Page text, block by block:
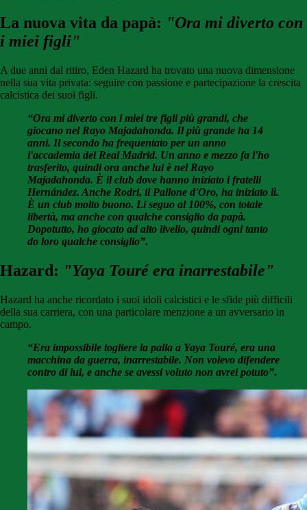
La nuova vita da papà: "Ora mi diverto con
i miei figli"
A due anni dal ritiro, Eden Hazard ha trovato una nuova dimensione
nella sua vita privata: seguire con passione e partecipazione la crescita
calcistica dei suoi figli.
“Ora mi diverto con i miei tre figli più grandi, che
giocano nel Rayo Majadahonda. Il più grande ha 14
anni. Il secondo ha frequentato per un anno
l'accademia del Real Madrid. Un anno e mezzo fa l'ho
trasferito, quindi ora anche lui è nel Rayo
Majadahonda. È il club dove hanno iniziato i fratelli
Hernández. Anche Rodri, il Pallone d'Oro, ha iniziato lì.
È un club molto buono. Li seguo al 100%, con totale
libertà, ma anche con qualche consiglio da papà.
Dopotutto, ho giocato ad alto livello, quindi ogni tanto
do loro qualche consiglio”.
Hazard: "Yaya Touré era inarrestabile"
Hazard ha anche ricordato i suoi idoli calcistici e le sfide più difficili
della sua carriera, con una particolare menzione a un avversario in
campo.
“Era impossibile togliere la palla a Yaya Touré, era una
macchina da guerra, inarrestabile. Non volevo difendere
contro di lui, e anche se avessi voluto non avrei potuto”.